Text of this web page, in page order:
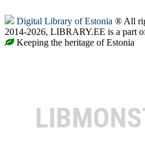
Digital Library of Estonia ® All
2014-2026, LIBRARY.EE is a part
Keeping the heritage of Estonia